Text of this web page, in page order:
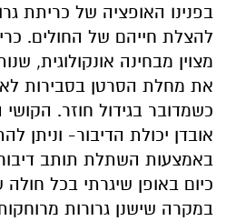
בפנינו האופציה של כריתת
להצלת חייהם של החולים.
מצוין מבחינה אונקולוגית,
את מחלת הסרטן בסבירות
כשמדובר בגידול חוזר. הקושי
אובדן יכולת הדיבור- וניתן
באמצעות השתלת תותב
כיום באופן שיגרתי בכל חולה
במקרה שישנן גרורות